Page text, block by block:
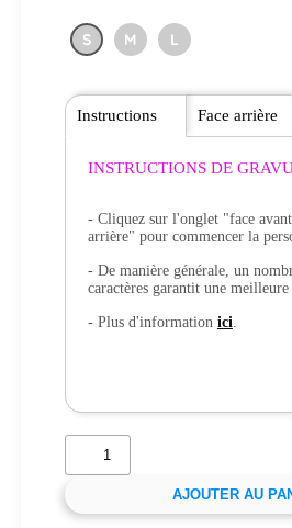
S M L
Instructions
INSTRUCTIONS DE
- Cliquez sur l'onglet "face
arrière" pour commencer la
- De manière générale, un
caractères garantit une
- Plus d'information ici.
Face arrière
AJOUTER AU